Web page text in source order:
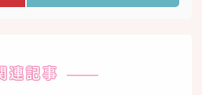
連記事